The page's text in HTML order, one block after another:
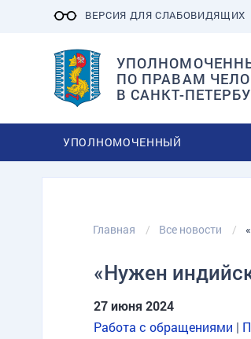
ВЕРСИЯ ДЛЯ СЛАБОВИДЯЩИХ
ПО ПРАВАМ
В САНКТ-
УПОЛНОМОЧЕННЫЙ
Главная Все новости
«Нужен
27 июня 2024
Работа с обращениями |